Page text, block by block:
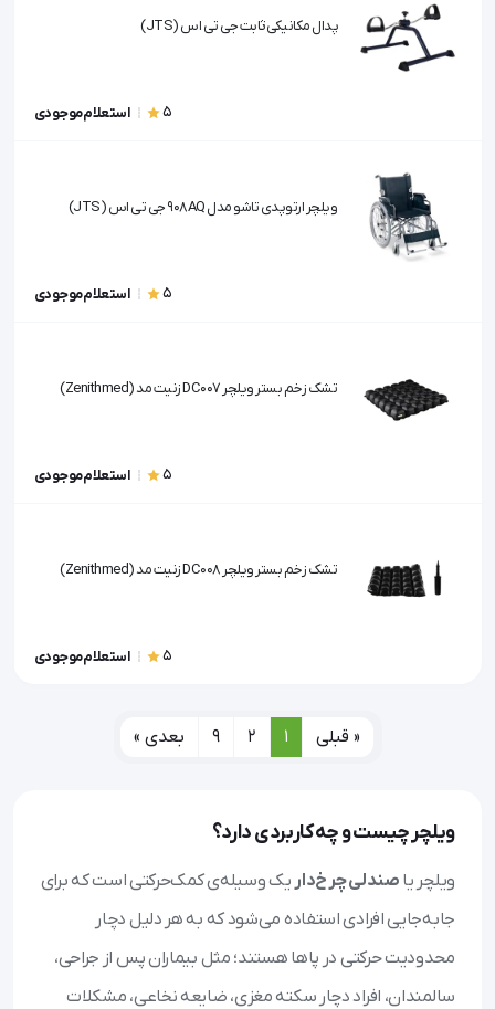
پدال مکانیکی ثابت جی تی اس (JTS)
5 استعلام موجودی
ویلچر ارتوپدی تاشو مدل 908AQ جی تی اس (JTS)
5 استعلام موجودی
تشک زخم بستر ویلچر DC007 زنیت مد (Zenithmed)
5 استعلام موجودی
تشک زخم بستر ویلچر DC008 زنیت مد (Zenithmed)
5 استعلام موجودی
« قبلی 1
2
9 بعدی »
ویلچر چیست و چه کاربردی دارد؟
ویلچر یا صندلی چرخ‌دار یک وسیله‌ی کمک‌حرکتی است که برای
جابه‌جایی افرادی استفاده می‌شود که به هر دلیل دچار
محدودیت حرکتی در پاها هستند؛ مثل بیماران پس از جراحی،
سالمندان، افراد دچار سکته مغزی، ضایعه نخاعی، مشکلات